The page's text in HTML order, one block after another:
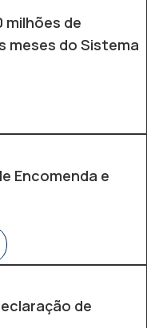
milhões de
meses do Sistema
Encomenda e
de